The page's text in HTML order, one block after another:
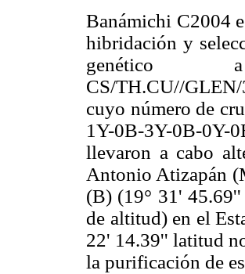
Banámichi C2004
hibridación y
CS/TH.CU//
cuyo número de
1Y-0B-3Y-0B-0Y-
llevaron a cabo
Antonio Atizapán
(B) (19° 31'
de altitud) en el
22' 14.39'' latitud
la purificación de